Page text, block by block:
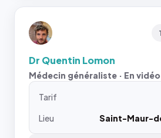
Dr Quentin Lomon
Médecin généraliste · En vidéo
Tarif
Lieu
Saint-Maur-